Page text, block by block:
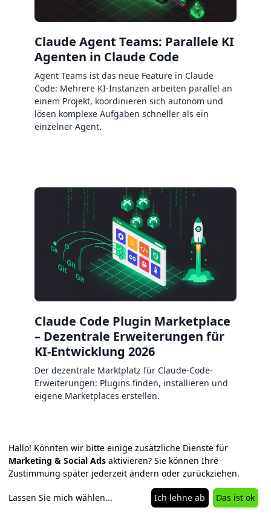
Claude Agent Teams: Parallele KI
Agenten in Claude Code
Agent Teams ist das neue Feature in Claude
Code: Mehrere KI-Instanzen arbeiten parallel an
einem Projekt, koordinieren sich autonom und
lösen komplexe Aufgaben schneller als ein
einzelner Agent.
Claude Code Plugin Marketplace
– Dezentrale Erweiterungen für
KI-Entwicklung 2026
Der dezentrale Marktplatz für Claude-Code-
Erweiterungen: Plugins finden, installieren und
eigene Marketplaces erstellen.
Hallo! Könnten wir bitte einige zusätzliche Dienste für
Marketing & Social Ads aktivieren? Sie können Ihre
Zustimmung später jederzeit ändern oder zurückziehen.
Lassen Sie mich wählen... Ich lehne ab Das ist ok